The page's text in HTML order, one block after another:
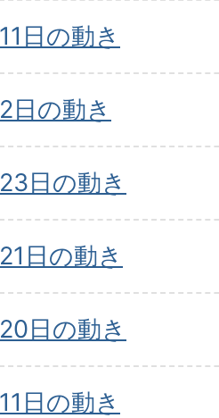
日の動き
日の動き
日の動き
日の動き
日の動き
日の動き